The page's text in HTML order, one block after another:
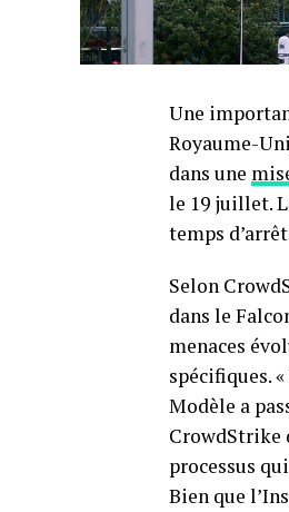
Une
Royaume-
dans une ⁤
le 19 juillet.
‌temps
Selon
dans le
menaces
spécifiques.
Modèle a
CrowdStrike
processus
Bien que